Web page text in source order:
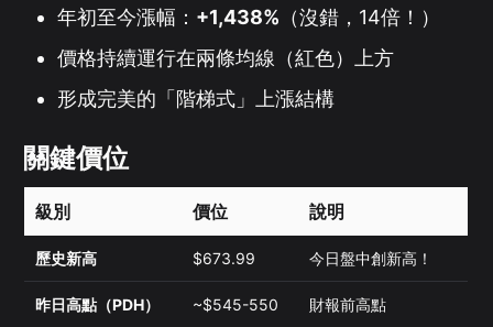
年初至今漲幅： +1,438% （沒錯，14倍！）
價格持續運行在兩條均線（紅色）上方
形成完美的「階梯式」上漲結構
關鍵價位
級別 價位 說明
歷史新高 $673.99 今日盤中創新高！
昨日高點（PDH） ~$545-550 財報前高點